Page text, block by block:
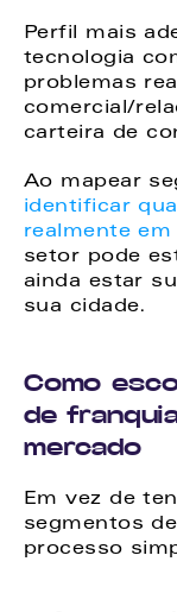
Perfil mais
tecnologia
problemas
comercial/
carteira de
Ao mapear
identificar
realmente
setor pode
ainda estar
sua cidade.
Como
de
mercado
Em vez de
segmentos
processo